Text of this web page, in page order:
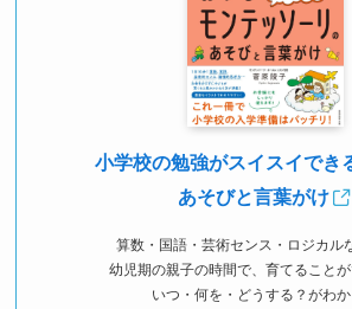
小学校の勉強がスイスイでき
あそびと言葉がけ
算数・国語・芸術センス・ロジカル
幼児期の親子の時間で、育てることが
いつ・何を・どうする？がわか